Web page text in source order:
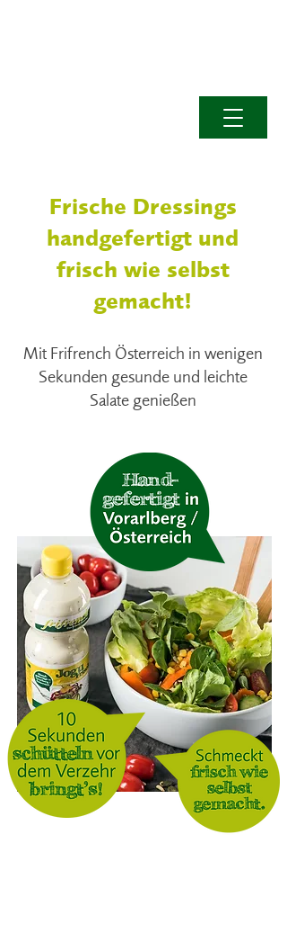
Frische Dressings
handgefertigt und
frisch wie selbst
gemacht!
Mit Frifrench Österreich in wenigen
Sekunden gesunde und leichte
Salate genießen